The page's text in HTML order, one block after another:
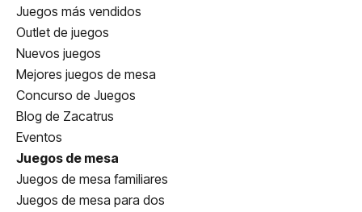
Juegos más vendidos
Outlet de juegos
Nuevos juegos
Mejores juegos de mesa
Concurso de Juegos
Blog de Zacatrus
Eventos
Juegos de mesa
Juegos de mesa familiares
Juegos de mesa para dos